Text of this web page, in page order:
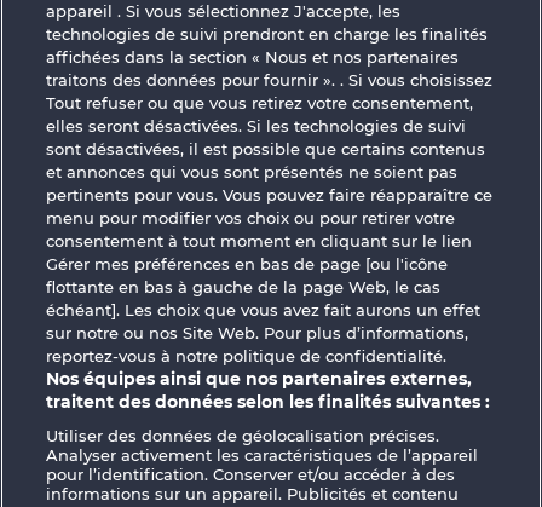
5 Ember Wilds Back to the Fruits
CGU Charte de confidentialité
Mentions légales Société FAQ
Envoyer la demande de rétractation
appareil . Si vous sélectionnez J'accepte, les
technologies de suivi prendront en charge les finalités
affichées dans la section « Nous et nos partenaires
traitons des données pour fournir ». . Si vous choisissez
Tout refuser ou que vous retirez votre consentement,
elles seront désactivées. Si les technologies de suivi
sont désactivées, il est possible que certains contenus
et annonces qui vous sont présentés ne soient pas
pertinents pour vous. Vous pouvez faire réapparaître ce
menu pour modifier vos choix ou pour retirer votre
consentement à tout moment en cliquant sur le lien
Gérer mes préférences en bas de page [ou l'icône
flottante en bas à gauche de la page Web, le cas
échéant]. Les choix que vous avez fait aurons un effet
sur notre ou nos Site Web. Pour plus d’informations,
reportez-vous à notre politique de confidentialité.
Nos équipes ainsi que nos partenaires externes,
traitent des données selon les finalités suivantes :
Utiliser des données de géolocalisation précises.
Analyser activement les caractéristiques de l’appareil
pour l’identification. Conserver et/ou accéder à des
informations sur un appareil. Publicités et contenu